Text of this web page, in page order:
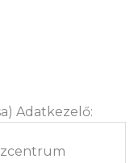
Adatkezelő: